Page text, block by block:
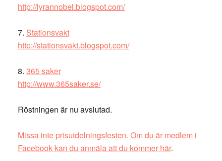
http://lyrannobel.blogspot.com/
7. Stationsvakt
http://stationsvakt.blogspot.com/
8. 365 saker
http://www.365saker.se/
Röstningen är nu avslutad.
Missa inte prisutdelningsfesten. Om du är medlem i
Facebook kan du anmäla att du kommer här.